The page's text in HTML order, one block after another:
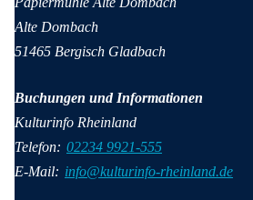
Alte Dombach
51465 Bergisch Gladbach
Buchungen und Informationen
Kulturinfo Rheinland
Telefon: 02234 9921-555
E-Mail: info@kulturinfo-rheinland.de